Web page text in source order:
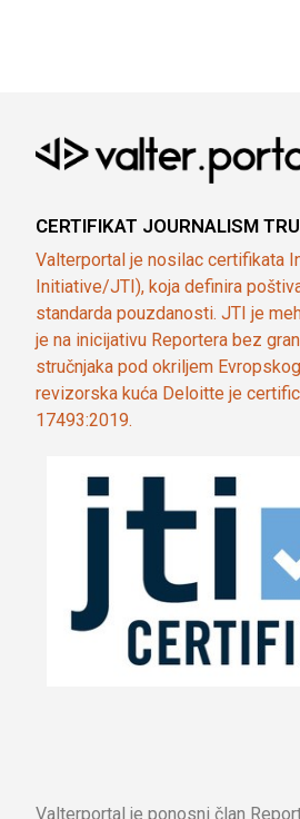
CERTIFIKAT JOURNALISM
Valterportal je nosilac certifikata
Initiative/JTI), koja definira
standarda pouzdanosti. JTI je
je na inicijativu Reportera bez
stručnjaka pod okriljem
revizorska kuća Deloitte je
17493:2019.
Valterportal je ponosni član